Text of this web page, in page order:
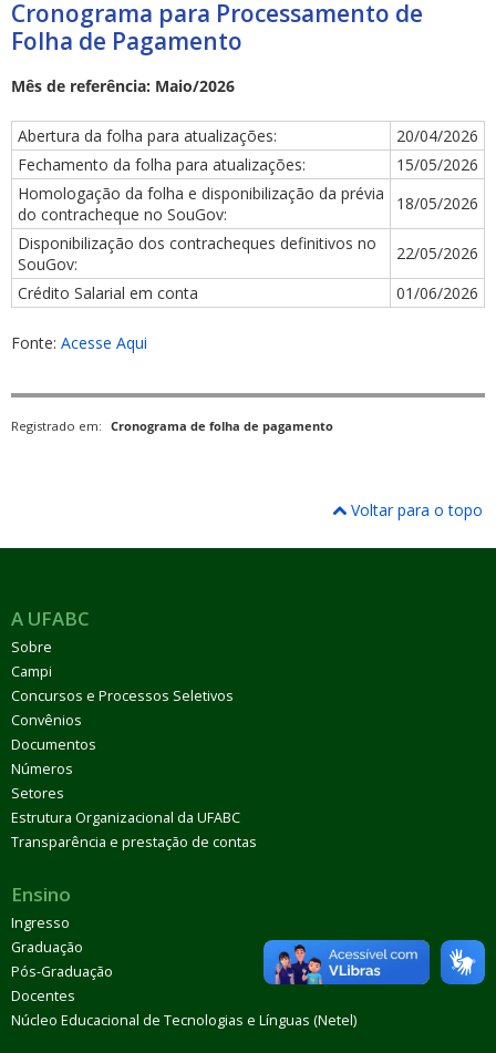
Cronograma para Processamento de
Folha de Pagamento
Mês de referência: Maio/2026
Abertura da folha para atualizações:
20/04/2026
Fechamento da folha para atualizações:
15/05/2026
Homologação da folha e disponibilização da prévia
do contracheque no SouGov:
18/05/2026
Disponibilização dos contracheques definitivos no
SouGov:
22/05/2026
Crédito Salarial em conta
01/06/2026
Fonte: Acesse Aqui
Registrado em: Cronograma de folha de pagamento
Voltar para o topo
A UFABC
Sobre
Campi
Concursos e Processos Seletivos
Convênios
Documentos
Números
Setores
Estrutura Organizacional da UFABC
Transparência e prestação de contas
Ensino
Ingresso
Graduação
Pós-Graduação
Docentes
Núcleo Educacional de Tecnologias e Línguas (Netel)